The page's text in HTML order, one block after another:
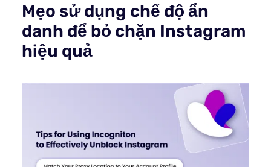
Mẹo sử dụng chế độ ẩn
danh để bỏ chặn Instagram
hiệu quả